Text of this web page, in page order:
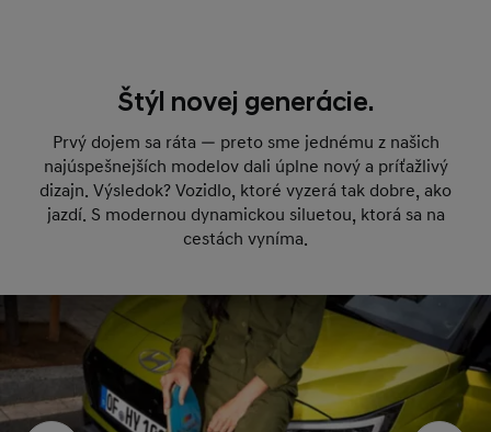
Štýl novej generácie.
Prvý dojem sa ráta — preto sme jednému z našich
najúspešnejších modelov dali úplne nový a príťažlivý
dizajn. Výsledok? Vozidlo, ktoré vyzerá tak dobre, ako
jazdí. S modernou dynamickou siluetou, ktorá sa na
cestách vyníma.